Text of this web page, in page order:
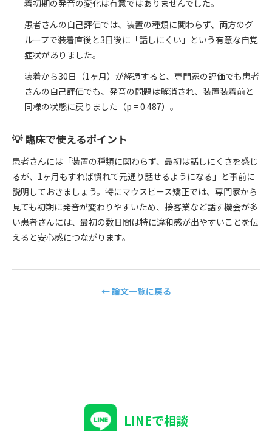
着初期の発音の変化は有意ではありませんでした。
患者さんの自己評価では、装置の種類に関わらず、両方のグ
ループで装着直後と3日後に「話しにくい」という有意な自覚
症状がありました。
装着から30日（1ヶ月）が経過すると、専門家の評価でも患者
さんの自己評価でも、発音の問題は解消され、装置装着前と
同様の状態に戻りました（p = 0.487）。
💡 臨床で使えるポイント
患者さんには「装置の種類に関わらず、最初は話しにくさを感じ
るが、1ヶ月もすれば慣れて元通り話せるようになる」と事前に
説明しておきましょう。特にマウスピース矯正では、専門家から
見ても初期に発音が変わりやすいため、接客業など話す機会が多
い患者さんには、最初の数日間は特に違和感が出やすいことを伝
えると安心感につながります。
← 論文一覧に戻る
LINEで相談